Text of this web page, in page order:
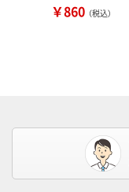
￥860 （税込）